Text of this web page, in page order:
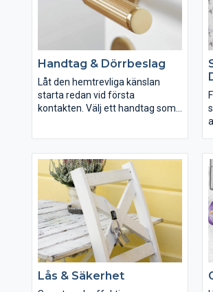
Handtag & Dörrbeslag
Låt den hemtrevliga känslan
starta redan vid första
kontakten. Välj ett handtag som
Lås & Säkerhet